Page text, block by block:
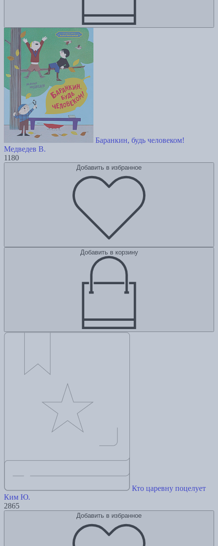
Баранкин, будь человеком!
Медведев В.
1180
Добавить в избранное
Добавить в корзину
Кто царевну поцелует
Ким Ю.
2865
Добавить в избранное